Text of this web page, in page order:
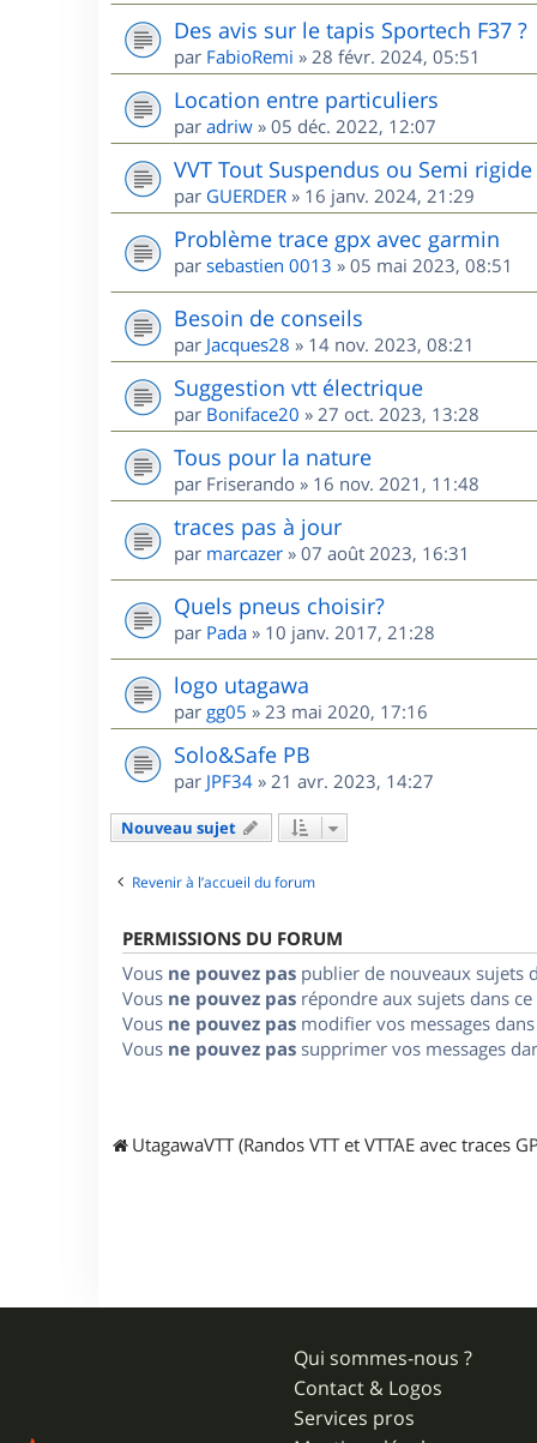
Des avis sur le tapis Sportech F37 ?
par FabioRemi » 28 févr. 2024, 05:51
Location entre particuliers
par adriw » 05 déc. 2022, 12:07
VVT Tout Suspendus ou Semi
par GUERDER » 16 janv. 2024, 21:29
Problème trace gpx avec garmin
par sebastien 0013 » 05 mai 2023, 08:51
Besoin de conseils
par Jacques28 » 14 nov. 2023, 08:21
Suggestion vtt électrique
par Boniface20 » 27 oct. 2023, 13:28
Tous pour la nature
par Friserando » 16 nov. 2021, 11:48
traces pas à jour
par marcazer » 07 août 2023, 16:31
Quels pneus choisir?
par Pada » 10 janv. 2017, 21:28
logo utagawa
par gg05 » 23 mai 2020, 17:16
Solo&Safe PB
par JPF34 » 21 avr. 2023, 14:27
Nouveau sujet
Revenir à l’accueil du forum
PERMISSIONS DU FORUM
Vous ne pouvez pas publier de nouveaux sujets
Vous ne pouvez pas répondre aux sujets dans
Vous ne pouvez pas modifier vos messages
Vous ne pouvez pas supprimer vos messages
UtagawaVTT (Randos VTT et VTTAE avec traces
Qui sommes-nous ?
Contact & Logos
Services pros